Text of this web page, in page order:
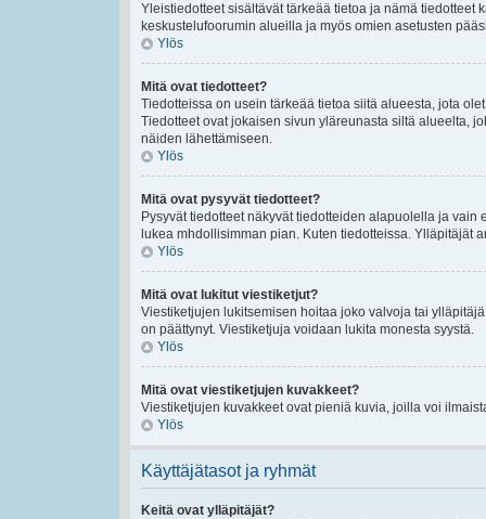
Yleistiedotteet sisältävät tärkeää tietoa ja nämä
keskustelufoorumin alueilla ja myös omien asetusten
Ylös
Mitä ovat tiedotteet?
Tiedotteissa on usein tärkeää tietoa siitä alueesta, jota
Tiedotteet ovat jokaisen sivun yläreunasta siltä alueelta,
näiden lähettämiseen.
Ylös
Mitä ovat pysyvät tiedotteet?
Pysyvät tiedotteet näkyvät tiedotteiden alapuolella ja
lukea mhdollisimman pian. Kuten tiedotteissa. Ylläpitäjät
Ylös
Mitä ovat lukitut viestiketjut?
Viestiketjujen lukitsemisen hoitaa joko valvoja tai
on päättynyt. Viestiketjuja voidaan lukita monesta syystä.
Ylös
Mitä ovat viestiketjujen kuvakkeet?
Viestiketjujen kuvakkeet ovat pieniä kuvia, joilla voi
Ylös
Käyttäjätasot ja ryhmät
Keitä ovat ylläpitäjät?